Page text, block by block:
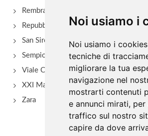
Noi usiamo i
Noi usiamo i
tecniche di
migliorare la tua
navigazione nel
mostrarti contenuti
e annunci mirati,
traffico sul nostro
capire da dove
Rembrant
Repubblica
San Siro - Via Novara
Sempione
Viale Certosa
XXI Marzo
Zara